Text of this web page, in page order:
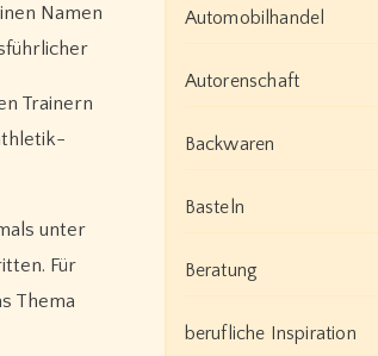
Namen
Trainern
unter
Für
Thema
Automobilhandel
Autorenschaft
Backwaren
Basteln
Beratung
berufliche Inspiration